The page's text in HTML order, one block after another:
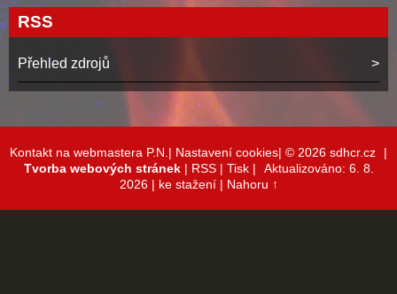
RSS
Přehled zdrojů
Kontakt na webmastera P.N.| Nastavení cookies| © 2026 sdhcr.cz
|
Tvorba webových stránek| RSS| Tisk|
Aktualizováno: 6. 8.
2026 | ke stažení | Nahoru ↑